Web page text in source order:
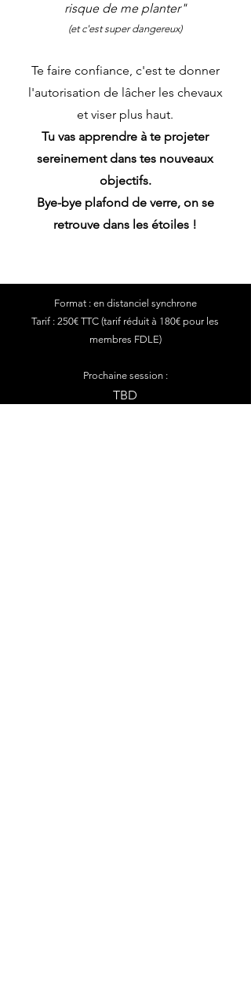
risque de me planter"
(et c'est super dangereux)
Te faire confiance, c'est te donner
l'autorisation de lâcher les chevaux
et viser plus haut.
Tu vas apprendre à te projeter
sereinement dans tes nouveaux
objectifs.
Bye-bye plafond de verre, on se
retrouve dans les étoiles !
Format : en distanciel synchrone
Tarif : 250€ TTC (tarif réduit à 180€ pour les
membres FDLE)
Prochaine session :
TBD